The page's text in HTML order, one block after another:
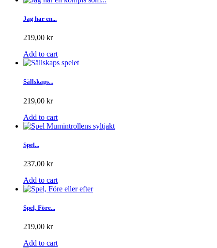
Jag har en...
219,00 kr
Add to cart
Sällskaps...
219,00 kr
Add to cart
Spel...
237,00 kr
Add to cart
Spel, Före...
219,00 kr
Add to cart